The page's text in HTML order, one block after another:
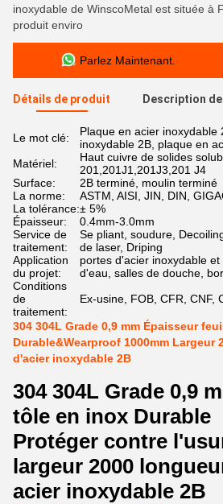
inoxydable de WinscoMetal est située à
produit enviro
Parlez Maintenant.
Détails de produit Description
Le mot clé:
Plaque en acier inoxydable
inoxydable 2B, plaque en
Matériel:
Haut cuivre de solides
201,201J1,201J3,201 J4
Surface:
2B terminé, moulin terminé
La norme:
ASTM, AISI, JIN, DIN,
La tolérance:± 5%
Épaisseur:
0.4mm-3.0mm
Service de
traitement:
Se pliant, soudure,
de laser, Driping
Application
du projet:
portes d'acier inoxydable
d'eau, salles de douche,
Conditions
de
traitement:
Ex-usine, FOB, CFR, CNF,
304 304L Grade 0,9 mm Épaisseur
Durable&Wearproof 1000mm Largeur
d'acier inoxydable 2B
304 304L Grade 0,9
tôle en inox Durable
Protéger contre
largeur 2000
acier inoxydable 2B